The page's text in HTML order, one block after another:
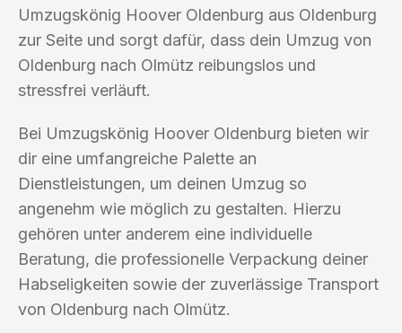
Umzugskönig Hoover Oldenburg aus Oldenburg
zur Seite und sorgt dafür, dass dein Umzug von
Oldenburg nach Olmütz reibungslos und
stressfrei verläuft.
Bei Umzugskönig Hoover Oldenburg bieten wir
dir eine umfangreiche Palette an
Dienstleistungen, um deinen Umzug so
angenehm wie möglich zu gestalten. Hierzu
gehören unter anderem eine individuelle
Beratung, die professionelle Verpackung deiner
Habseligkeiten sowie der zuverlässige Transport
von Oldenburg nach Olmütz.